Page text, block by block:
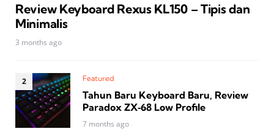
Review Keyboard Rexus KL150 – Tipis dan
Minimalis
3 months ago
Featured
Tahun Baru Keyboard Baru, Review
Paradox ZX‑68 Low Profile
7 months ago